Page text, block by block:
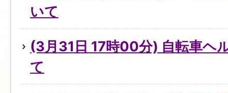
いて
(3月31日 17時00分) 自転車ヘ
て